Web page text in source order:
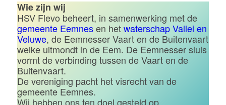
Wie zijn wij
HSV Flevo beheert, in samenwerking met de
gemeente Eemnesen hetwaterschap Vallei en
Veluwe, de Eemnesser Vaart en de Buitenvaart
welke uitmondt in de Eem. De Eemnesser sluis
vormt de verbinding tussen de Vaart en de
Buitenvaart.
De vereniging pacht het visrecht van de
gemeente Eemnes.
Wij hebben ons ten doel gesteld op